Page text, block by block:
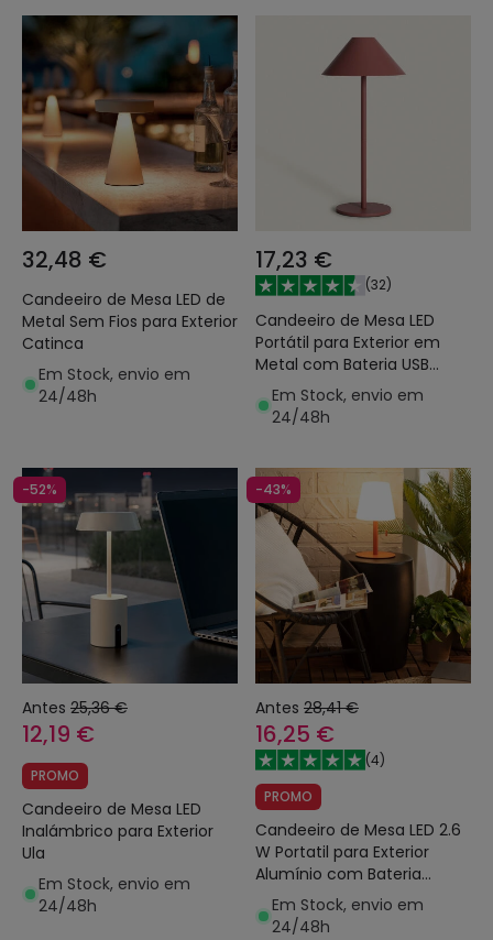
32,48 €
Candeeiro de Mesa LED de
Metal Sem Fios para Exterior
Catinca
Em Stock, envio em
24/48h
17,23 €
(32)
Candeeiro de Mesa LED
Portátil para Exterior em
Metal com Bateria USB
Recarregável Kivuli
Em Stock, envio em
24/48h
-52%
Antes 25,36 €
12,19 €
PROMO
Candeeiro de Mesa LED
Inalámbrico para Exterior
Ula
Em Stock, envio em
24/48h
-43%
Antes 28,41 €
16,25 €
(4)
PROMO
Candeeiro de Mesa LED 2.6
W Portatil para Exterior
Alumínio com Bateria
Recarregável Epinay
Em Stock, envio em
24/48h